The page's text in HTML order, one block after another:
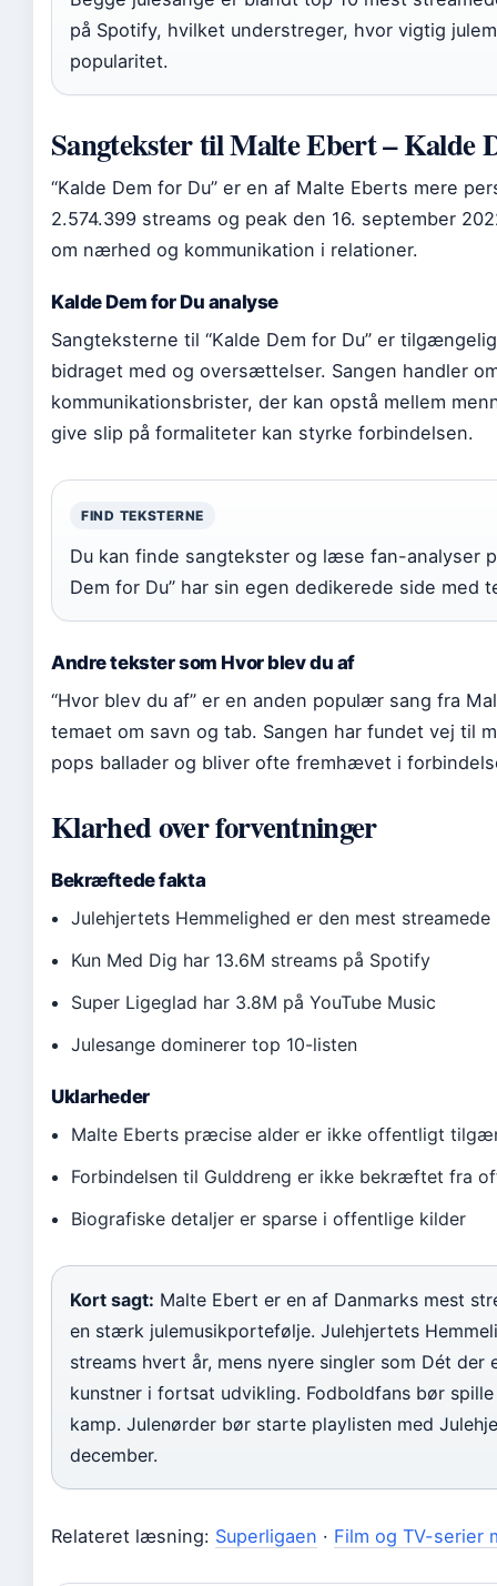
på Spotify, hvilket understreger, hvor vigtig
popularitet.
Sangtekster til Malte Ebert – Kalde
“Kalde Dem for Du” er en af Malte Eberts mere
2.574.399 streams og peak den 16. september
om nærhed og kommunikation i relationer.
Kalde Dem for Du analyse
Sangteksterne til “Kalde Dem for Du” er
bidraget med og oversættelser. Sangen handler
kommunikationsbrister, der kan opstå mellem
give slip på formaliteter kan styrke forbindelsen.
FIND TEKSTERNE
Du kan finde sangtekster og læse fan-analyser
Dem for Du” har sin egen dedikerede side med
Andre tekster som Hvor blev du af
“Hvor blev du af” er en anden populær sang fra
temaet om savn og tab. Sangen har fundet vej til
pops ballader og bliver ofte fremhævet i
Klarhed over forventninger
Bekræftede fakta
Julehjertets Hemmelighed er den mest streamede
Kun Med Dig har 13.6M streams på Spotify
Super Ligeglad har 3.8M på YouTube Music
Julesange dominerer top 10-listen
Uklarheder
Malte Eberts præcise alder er ikke offentligt
Forbindelsen til Gulddreng er ikke bekræftet fra
Biografiske detaljer er sparse i offentlige kilder
Kort sagt: Malte Ebert er en af Danmarks mest
en stærk julemusikportefølje. Julehjertets
streams hvert år, mens nyere singler som Dét der
kunstner i fortsat udvikling. Fodboldfans bør
kamp. Julenørder bør starte playlisten med
december.
Relateret læsning: Superligaen · Film og TV-serier